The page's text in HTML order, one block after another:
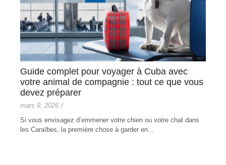
Guide complet pour voyager à Cuba avec
votre animal de compagnie : tout ce que vous
devez préparer
mars 9, 2026 /
Si vous envisagez d’emmener votre chien ou votre chat dans
les Caraïbes, la première chose à garder en...